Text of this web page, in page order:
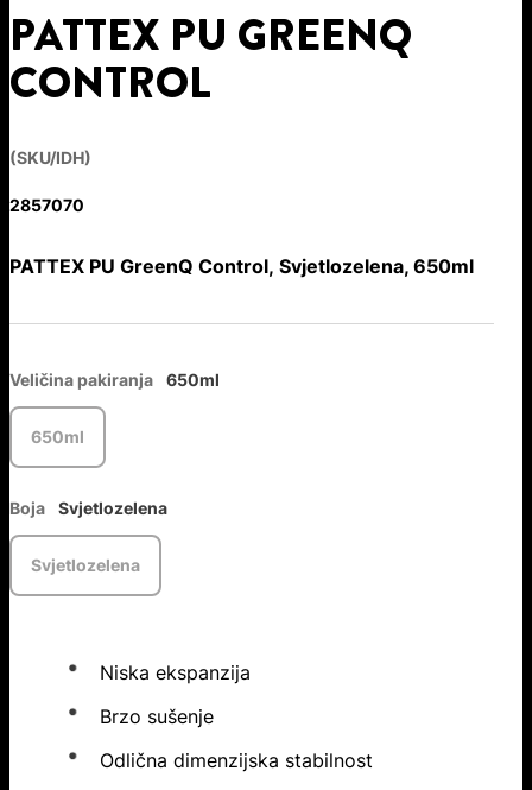
PATTEX PU GREENQ
CONTROL
(SKU/IDH)
2857070
PATTEX PU GreenQ Control, Svjetlozelena, 650ml
Veličina pakiranja 650ml
650ml
Boja Svjetlozelena
Svjetlozelena
Niska ekspanzija
Brzo sušenje
Odlična dimenzijska stabilnost